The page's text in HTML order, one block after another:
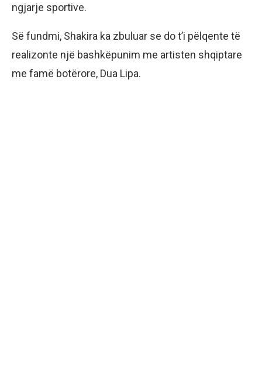
ngjarje sportive.
Së fundmi, Shakira ka zbuluar se do t’i pëlqente të
realizonte një bashkëpunim me artisten shqiptare
me famë botërore, Dua Lipa.